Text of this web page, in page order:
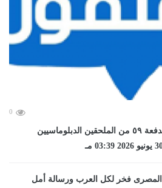
0
وزير الخارجية يلتقي أعضاء الدفعة ٥٩ من الملحقين الدبلوماسيين